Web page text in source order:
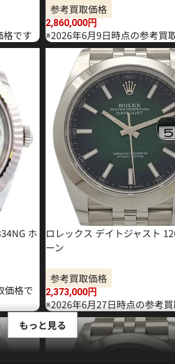
格です
参考買取価格
2,860,000円
※2026年6月9日時点の参考買
ホ
価格で
ロレックス デイトジャスト
ーン
参考買取価格
2,373,000円
※2026年6月27日時点の参考
もっと見る